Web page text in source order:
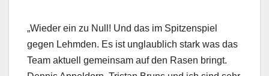
„Wieder ein zu Null! Und das im Spitzenspiel
gegen Lehmden. Es ist unglaublich stark was das
Team aktuell gemeinsam auf den Rasen bringt.